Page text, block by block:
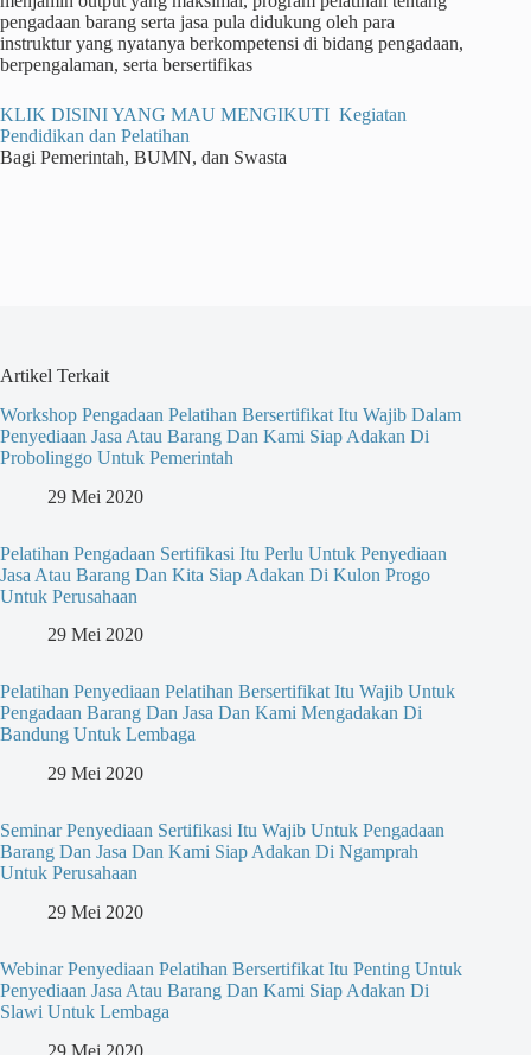
pengadaan barang serta jasa pula didukung oleh para
instruktur yang nyatanya berkompetensi di bidang pengadaan,
berpengalaman, serta bersertifikas
KLIK DISINI YANG MAU MENGIKUTI Kegiatan
Pendidikan dan Pelatihan
Bagi Pemerintah, BUMN, dan Swasta
Artikel Terkait
Workshop Pengadaan Pelatihan Bersertifikat Itu Wajib Dalam
Penyediaan Jasa Atau Barang Dan Kami Siap Adakan Di
Probolinggo Untuk Pemerintah
29 Mei 2020
Pelatihan Pengadaan Sertifikasi Itu Perlu Untuk Penyediaan
Jasa Atau Barang Dan Kita Siap Adakan Di Kulon Progo
Untuk Perusahaan
29 Mei 2020
Pelatihan Penyediaan Pelatihan Bersertifikat Itu Wajib Untuk
Pengadaan Barang Dan Jasa Dan Kami Mengadakan Di
Bandung Untuk Lembaga
29 Mei 2020
Seminar Penyediaan Sertifikasi Itu Wajib Untuk Pengadaan
Barang Dan Jasa Dan Kami Siap Adakan Di Ngamprah
Untuk Perusahaan
29 Mei 2020
Webinar Penyediaan Pelatihan Bersertifikat Itu Penting Untuk
Penyediaan Jasa Atau Barang Dan Kami Siap Adakan Di
Slawi Untuk Lembaga
29 Mei 2020